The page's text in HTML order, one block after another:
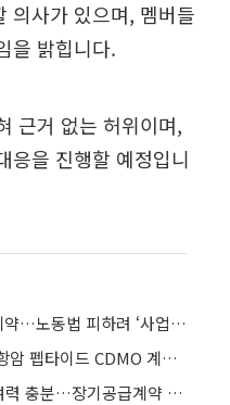
의사가 있으며, 멤버들
을 밝힙니다.
근거 없는 허위이며,
응을 진행할 예정입니
4대 보험료 안 내려 ‘가짜 3.3’ 계약…노동법 피하려 ‘사업장 쪼개기’
HLB펩, 日 리프로셀과 맞춤형 항암 펩타이드 CDMO 계약 체결
KB증권 "삼성전자, 추가 상승 여력 충분…장기공급계약 요구 큰 폭 증가"